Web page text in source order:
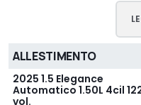
ALLESTIMENTO
2025 1.5 Elegance
Automatico 1.50L 4cil
vol.